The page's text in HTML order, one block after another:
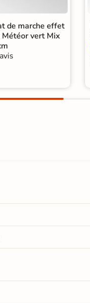
de marche effet
Météor vert Mix